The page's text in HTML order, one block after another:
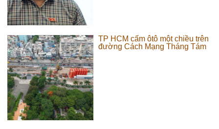
TP HCM cấm ôtô một chiều trên
đường Cách Mạng Tháng Tám